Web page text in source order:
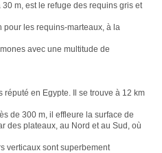
m, est le refuge des requins gris et
pour les requins-marteaux, à la
avec une multitude de
réputé en Egypte. Il se trouve à 12 km
de 300 m, il effleure la surface de
des plateaux, au Nord et au Sud, où
verticaux sont superbement